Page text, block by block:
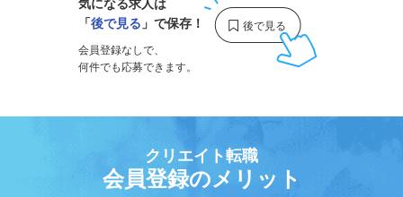
気になる求人は
「後で見る 」で保存！
会員登録なしで、
何件でも応募できます。
クリエイト転職
会員登録のメリット